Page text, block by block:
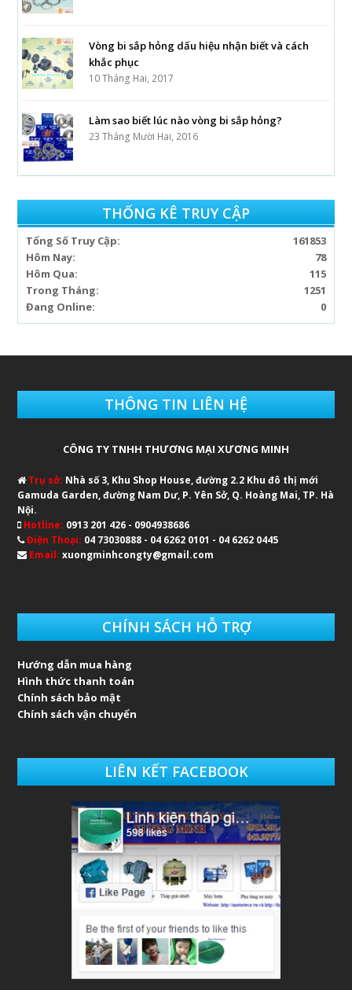
Vòng bi sắp hỏng dấu hiệu nhận biết và cách
khắc phục
10 Tháng Hai, 2017
Làm sao biết lúc nào vòng bi sắp hỏng?
23 Tháng Mười Hai, 2016
THỐNG KÊ TRUY CẬP
161853
Tổng Số Truy Cập:
78
Hôm Nay:
115
Hôm Qua:
1251
Trong Tháng:
0
Đang Online:
THÔNG TIN LIÊN HỆ
CÔNG TY TNHH THƯƠNG MẠI XƯƠNG MINH
Trụ sở: Nhà số 3, Khu Shop House, đường 2.2 Khu đô thị mới
Gamuda Garden, đường Nam Dư, P. Yên Sở, Q. Hoàng Mai, TP. Hà
Nội.
Hotline: 0913 201 426 - 0904938686
Điện Thoại: 04 73030888 - 04 6262 0101 - 04 6262 0445
Email: xuongminhcongty@gmail.com
CHÍNH SÁCH HỖ TRỢ
Hướng dẫn mua hàng
Hình thức thanh toán
Chính sách bảo mật
Chính sách vận chuyển
LIÊN KẾT FACEBOOK